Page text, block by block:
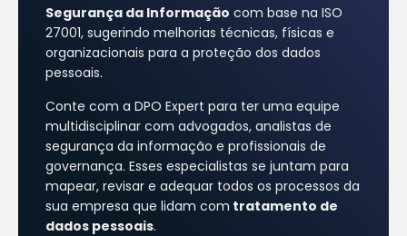
Segurança da Informação com base na ISO
27001, sugerindo melhorias técnicas, físicas e
organizacionais para a proteção dos dados
pessoais.
Conte com a DPO Expert para ter uma equipe
multidisciplinar com advogados, analistas de
segurança da informação e profissionais de
governança. Esses especialistas se juntam para
mapear, revisar e adequar todos os processos da
sua empresa que lidam com tratamento de
dados pessoais.